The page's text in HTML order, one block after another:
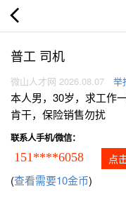
普工 司机
微山人才网 2026.08.07 举
本人男，30岁，求工作
肯干，保险销售勿扰
联系人手机/微信：
151****6058 点
(查看需要10金币)